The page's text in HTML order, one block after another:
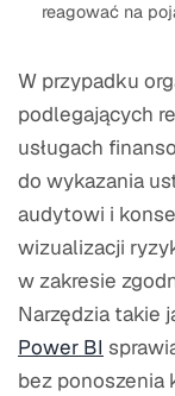
reagować na
W przypadku
podlegających
usługach
do wykazania
audytowi i
wizualizacji
w zakresie
Narzędzia takie
Power BI
bez ponoszenia